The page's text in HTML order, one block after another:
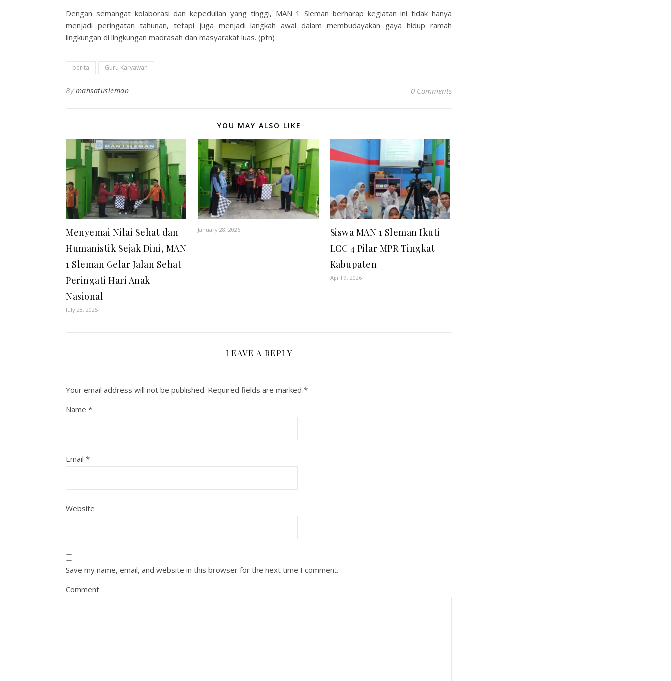
Dengan semangat kolaborasi dan kepedulian yang tinggi, MAN 1 Sleman berharap kegiatan ini tidak hanya
menjadi peringatan tahunan, tetapi juga menjadi langkah awal dalam membudayakan gaya hidup ramah
lingkungan di lingkungan madrasah dan masyarakat luas. (ptn)
berita Guru Karyawan
By mansatusleman 0 Comments
YOU MAY ALSO LIKE
Menyemai Nilai Sehat dan
Humanistik Sejak Dini, MAN
1 Sleman Gelar Jalan Sehat
Peringati Hari Anak
Nasional
July 28, 2025
January 28, 2026
Siswa MAN 1 Sleman Ikuti
LCC 4 Pilar MPR Tingkat
Kabupaten
April 9, 2026
LEAVE A REPLY
Your email address will not be published. Required fields are marked *
Name *
Email *
Website
Save my name, email, and website in this browser for the next time I comment.
Comment